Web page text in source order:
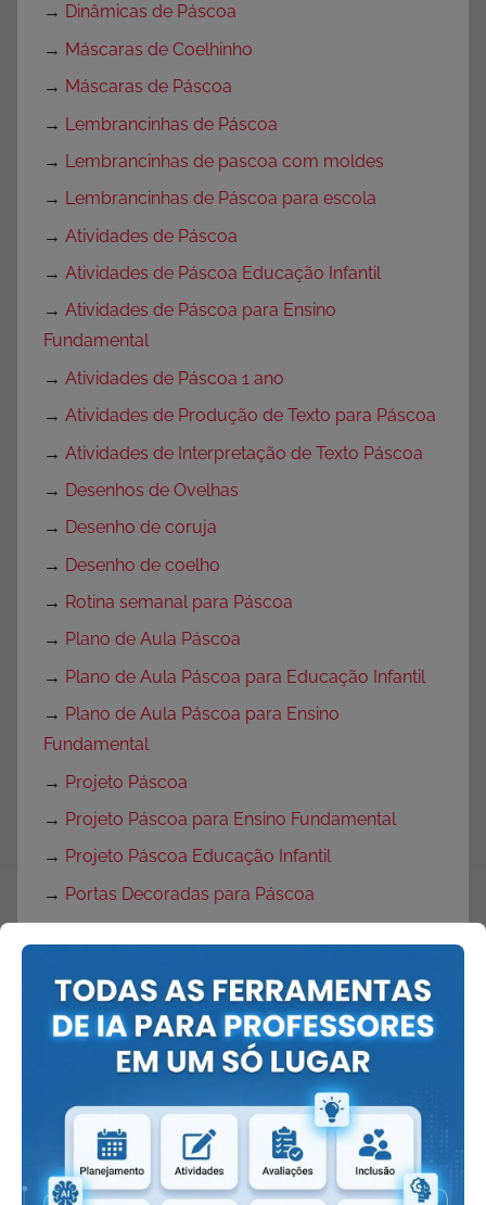
→ Dinâmicas de Páscoa
→ Máscaras de Coelhinho
→ Máscaras de Páscoa
→ Lembrancinhas de Páscoa
→ Lembrancinhas de pascoa com moldes
→ Lembrancinhas de Páscoa para escola
→ Atividades de Páscoa
→ Atividades de Páscoa Educação Infantil
→ Atividades de Páscoa para Ensino
Fundamental
→ Atividades de Páscoa 1 ano
→ Atividades de Produção de Texto para Páscoa
→ Atividades de Interpretação de Texto Páscoa
→ Desenhos de Ovelhas
→ Desenho de coruja
→ Desenho de coelho
→ Rotina semanal para Páscoa
→ Plano de Aula Páscoa
→ Plano de Aula Páscoa para Educação Infantil
→ Plano de Aula Páscoa para Ensino
Fundamental
→ Projeto Páscoa
→ Projeto Páscoa para Ensino Fundamental
→ Projeto Páscoa Educação Infantil
→ Portas Decoradas para Páscoa
→Cartaz de Páscoa
→Decoração de Páscoa
Volta às Aulas:
O que fazer no primeiro dia de aula?
→Dicas Volta às Aulas